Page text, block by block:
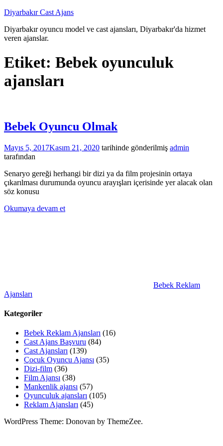
İçeriğe
Diyarbakır Cast Ajans
Diyarbakır oyuncu model ve cast ajansları, Diyarbakır'da hizmet
veren ajanslar.
Etiket: Bebek oyunculuk
ajansları
Bebek Oyuncu Olmak
Mayıs 5, 2017Kasım 21, 2020 tarihinde gönderilmiş admin
tarafından
Senaryo gereği herhangi bir dizi ya da film projesinin ortaya
çıkarılması durumunda oyuncu arayışları içerisinde yer alacak olan
söz konusu
Okumaya devam et
Bebek Reklam
Ajansları
Kategoriler
Bebek Reklam Ajansları (16)
Cast Ajans Başvuru (84)
Cast Ajansları (139)
Çocuk Oyuncu Ajansı (35)
Dizi-film (36)
Film Ajansı (38)
Mankenlik ajansı (57)
Oyunculuk ajansları (105)
Reklam Ajansları (45)
WordPress Theme: Donovan by ThemeZee.